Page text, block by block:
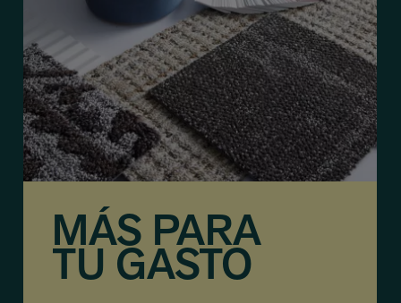
MÁS PARA
TU GASTO